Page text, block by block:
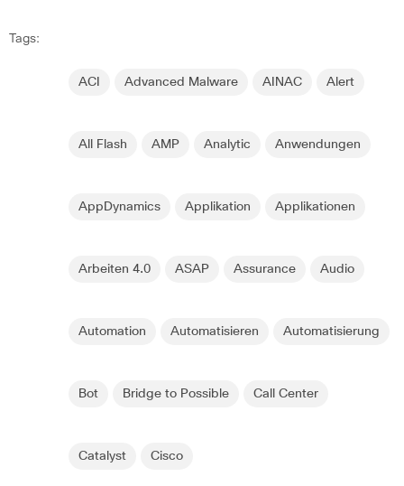
Tags:
ACI Advanced Malware AINAC Alert
All Flash AMP Analytic Anwendungen
AppDynamics Applikation Applikationen
Arbeiten 4.0 ASAP Assurance Audio
Automation Automatisieren Automatisierung
Bot Bridge to Possible Call Center
Catalyst Cisco